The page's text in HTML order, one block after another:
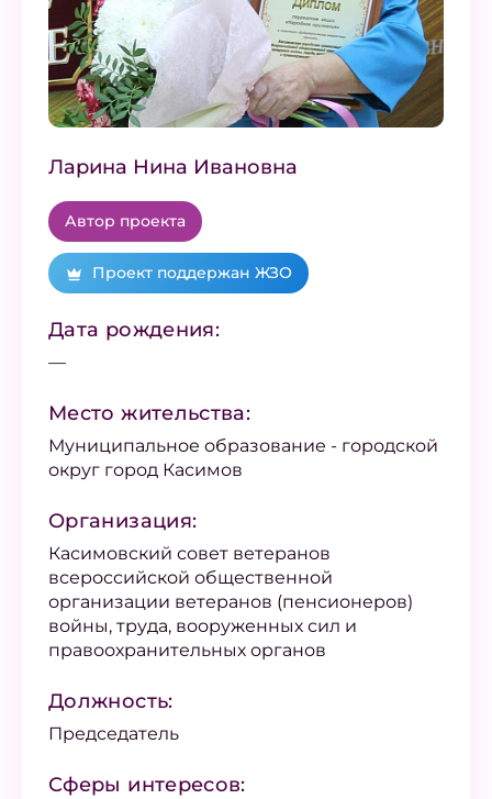
Ларина Нина Ивановна
Автор проекта
Проект поддержан ЖЗО
Дата рождения:
—
Место жительства:
Муниципальное образование - городской
округ город Касимов
Организация:
Касимовский совет ветеранов
всероссийской общественной
организации ветеранов (пенсионеров)
войны, труда, вооруженных сил и
правоохранительных органов
Должность:
Председатель
Сферы интересов: